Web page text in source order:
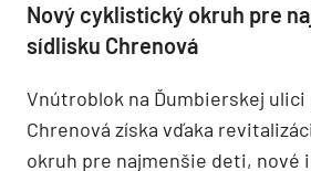
Nový cyklistický okruh pre
sídlisku Chrenová
Vnútroblok na Ďumbierskej ulici
Chrenová získa vďaka
okruh pre najmenšie deti, nové